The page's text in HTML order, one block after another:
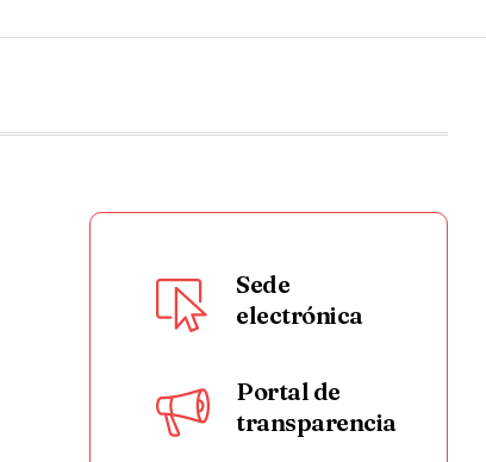
Sede
electrónica
Portal de
transparencia